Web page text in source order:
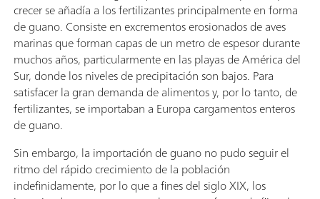
crecer se añadía a los fertilizantes principalmente en forma
de guano. Consiste en excrementos erosionados de aves
marinas que forman capas de un metro de espesor durante
muchos años, particularmente en las playas de América del
Sur, donde los niveles de precipitación son bajos. Para
satisfacer la gran demanda de alimentos y, por lo tanto, de
fertilizantes, se importaban a Europa cargamentos enteros
de guano.
Sin embargo, la importación de guano no pudo seguir el
ritmo del rápido crecimiento de la población
indefinidamente, por lo que a fines del siglo XIX, los